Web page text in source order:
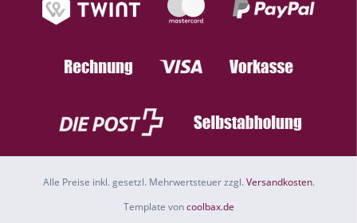
Alle Preise inkl. gesetzl. Mehrwertsteuer zzgl.Versandkosten.
Template voncoolbax.de